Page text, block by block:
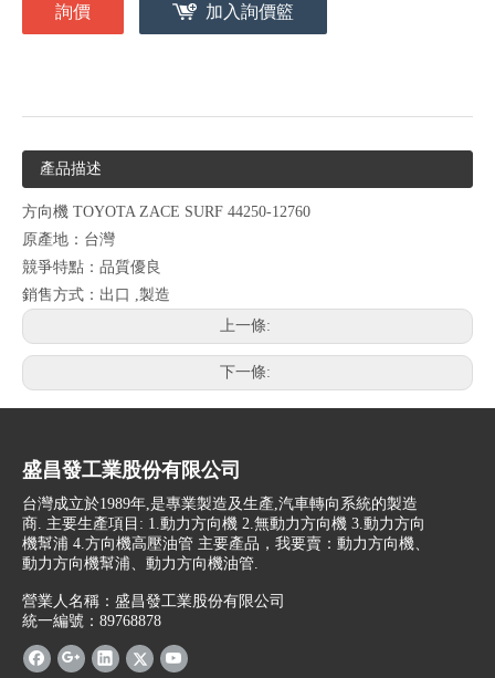
詢價 加入詢價籃
產品描述
方向機 TOYOTA ZACE SURF 44250-12760
原產地：台灣
競爭特點：品質優良
銷售方式：出口 ,製造
上一條:
下一條:
盛昌發工業股份有限公司
台灣成立於1989年,是專業製造及生產,汽車轉向系統的製造
商. 主要生產項目: 1.動力方向機 2.無動力方向機 3.動力方向
機幫浦 4.方向機高壓油管 主要產品，我要賣：動力方向機、
動力方向機幫浦、動力方向機油管.
營業人名稱：盛昌發工業股份有限公司
統一編號：89768878